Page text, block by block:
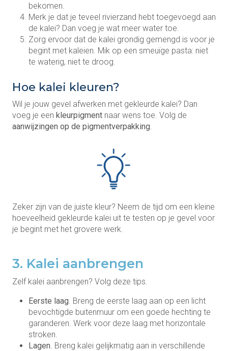
bekomen.
Merk je dat je teveel rivierzand hebt toegevoegd aan
de kalei? Dan voeg je wat meer water toe.
Zorg ervoor dat de kalei grondig gemengd is voor je
begint met kaleien. Mik op een smeuïge pasta: niet
te waterig, niet te droog.
Hoe kalei kleuren?
Wil je jouw gevel afwerken met gekleurde kalei? Dan
voeg je een kleurpigment naar wens toe. Volg de
aanwijzingen op de pigmentverpakking
Zeker zijn van de juiste kleur? Neem de tijd om een kleine
hoeveelheid gekleurde kalei uit te testen op je gevel voor
je begint met het grovere werk.
3. Kalei aanbrengen
Zelf kalei aanbrengen? Volg deze tips.
Eerste laag . Breng de eerste laag aan op een licht
bevochtigde buitenmuur om een goede hechting te
garanderen. Werk voor deze laag met horizontale
stroken.
Lagen . Breng kalei gelijkmatig aan in verschillende